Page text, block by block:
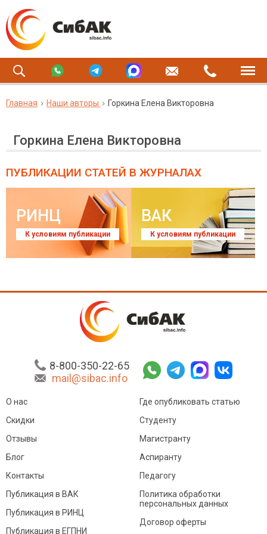
Главная Наши авторы Горкина Елена Викторовна
Горкина Елена Викторовна
ПУБЛИКАЦИИ СТАТЕЙ В ЖУРНАЛАХ
РИНЦ
К условиям публикации
ВАК
К условиям публикации
8-800-350-22-65
mail@sibac.info
О нас
Скидки
Отзывы
Блог
Контакты
Где опубликовать статью
Студенту
Магистранту
Аспиранту
Педагогу
Публикация в ВАК
Публикация в РИНЦ
Публикация в ЕГПНИ
Политика обработки
персональных данных
Договор оферты